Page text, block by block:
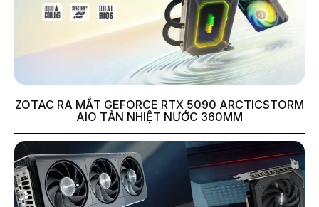
ZOTAC RA MẮT GEFORCE RTX 5090 ARCTICSTORM
AIO TẢN NHIỆT NƯỚC 360MM